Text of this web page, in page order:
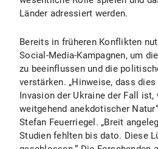
Länder adressiert werden.
Bereits in früheren Konflikten
Social-Media-Kampagnen, um
zu beeinflussen und die
verstärken. „Hinweise, dass
Invasion der Ukraine der Fall ist,
weitgehend anekdotischer
Stefan Feuerriegel. „Breit
Studien fehlten bis dato. Diese